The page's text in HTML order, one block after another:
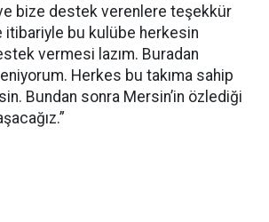
ve bize destek verenlere teşekkür
itibariyle bu kulübe herkesin
vermesi lazım. Buradan
Herkes bu takıma sahip
Bundan sonra Mersin’in özlediği